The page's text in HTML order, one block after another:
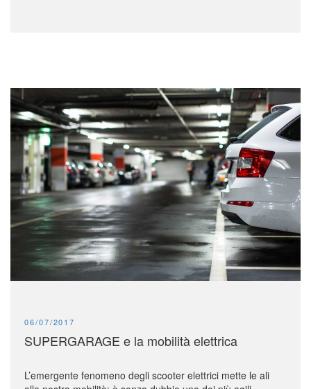
PUBLISHED:
06/07/2017
SUPERGARAGE e la mobilità elettrica
L’emergente fenomeno degli scooter elettrici mette le ali